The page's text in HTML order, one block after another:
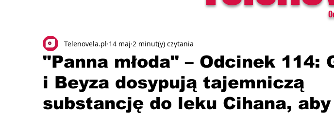
"Panna młoda" – Odcinek 114:
i Beyza dosypują tajemniczą
substancję do leku Cihana, aby
Telenovela.pl 14 maj 2 minut(y) czytania